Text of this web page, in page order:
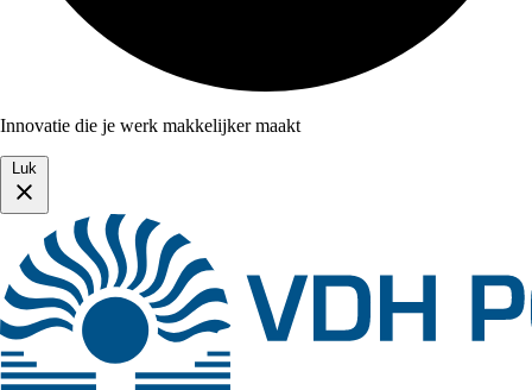
Innovatie die je werk makkelijker maakt
Luk